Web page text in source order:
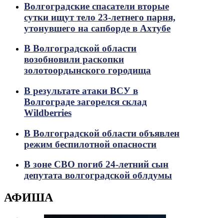
Волгоградские спасатели вторые
сутки ищут тело 23-летнего парня,
утонувшего на сапборде в Ахтубе
В Волгоградской области
возобновили раскопки
золотоордынского городища
В результате атаки ВСУ в
Волгограде загорелся склад
Wildberries
В Волгоградской области объявлен
режим беспилотной опасности
В зоне СВО погиб 24-летний сын
депутата волгоградской облдумы
АФИША